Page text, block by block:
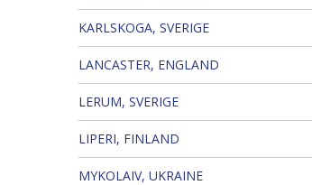
KARLSKOGA, SVERIGE
LANCASTER, ENGLAND
LERUM, SVERIGE
LIPERI, FINLAND
MYKOLAIV, UKRAINE